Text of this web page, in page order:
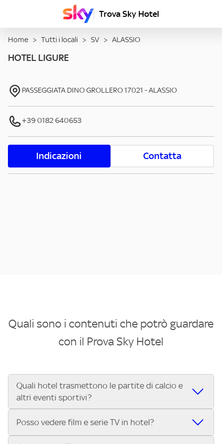
Trova Sky Hotel
Home > Tutti i locali > SV > ALASSIO
HOTEL LIGURE
PASSEGGIATA DINO GROLLERO17021 -ALASSIO
+39 0182 640653
Indicazioni Contatta
Quali sono i contenuti che potrò guardare
con il Prova Sky Hotel
Quali hotel trasmettono le partite di calcio e
altri eventi sportivi?
Se cerchi un hotel dove poter vedere le partite di Serie A,
Posso vedere film e serie TV in hotel?